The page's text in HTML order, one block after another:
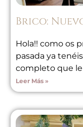
Brico:
Hola!! como os
pasada ya
completo que
Leer Más »